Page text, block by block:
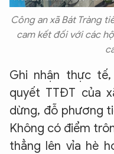
Công an xã Bát Tràng
cam kết đối với các
Ghi nhận thực
quyết TTĐT của
dừng, đỗ phương
Không có điểm
thẳng lên vỉa hè